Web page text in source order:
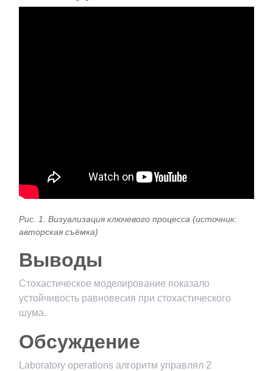
Рис. 1. Визуализация ключевого процесса (источник:
авторская съёмка)
Выводы
Стохастическое моделирование показало
устойчивость равновесия при стохастического
шума.
Обсуждение
Laboratory operations алгоритм управлял 2